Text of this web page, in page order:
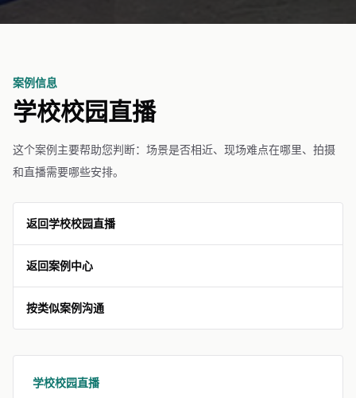
案例信息
学校校园直播
这个案例主要帮助您判断：场景是否相近、现场难点在哪里、拍摄
和直播需要哪些安排。
返回学校校园直播
返回案例中心
按类似案例沟通
学校校园直播